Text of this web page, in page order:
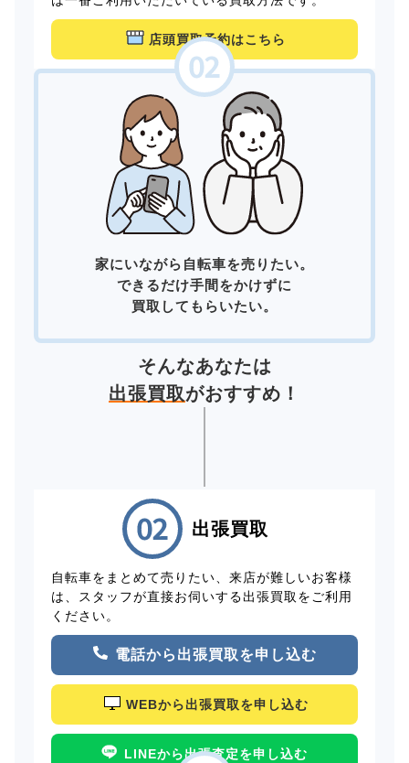
店頭買取予約はこちら
家にいながら自転車を売りたい。
できるだけ手間をかけずに
買取してもらいたい。
そんなあなたは
出張買取がおすすめ！
出張買取
自転車をまとめて売りたい、来店が難しいお客様
は、スタッフが直接お伺いする出張買取をご利用
ください。
電話から出張買取を申し込む
WEBから出張買取を申し込む
LINEから出張査定を申し込む